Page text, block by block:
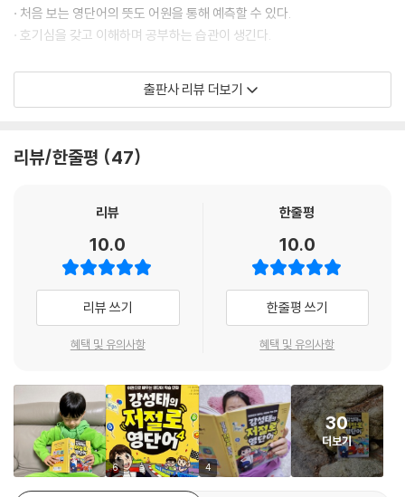
· 처음 보는 영단어의 뜻도 어원을 통해 예측할 수 있다.
· 호기심을 갖고 이해하며 공부하는 습관이 생긴다.
읽다 보면 영단어가 저절로 외워지는 학습 만화!
미있는 만화로 풀어 냈습니다. 4권에서는 ‘원’이라는 의미를 지닌 ‘circu
여 개의 영단어를 배울 수 있습니다. 또한 공신 강성태 쌤의 ‘특별 강의’와
어원과 영단어를 되새기는 다양한 학습·활동 페이지!
만화를 통해 배운 영단어를 다시 한 번 되새길 수 있도록 다양한 학습·활동
의 족집게 정리‘, 어원을 생각하며 영단어를 따라 써 보는 ‘또박또박 영단어
따라 쓰기’, 가로세로 퍼즐 속에서 영단어를 찾아 보는 ‘알쏭달쏭 영단어 퍼
즐’, 만화 명장면 속 숨은그림찾기 등 다양한 페이지가 구성되어 있습니다.
또한 어원과 영단어를 한눈에 살펴볼 수 있는 ‘저절로 어원 맵’도 수록했으
니, 어원과 영단어를 복습할 때 활용해 보세요.
출판사 리뷰 더보기
리뷰/한줄평 47
리뷰
10.0
리뷰 쓰기
혜택 및 유의사항
한줄평
10.0
한줄평 쓰기
혜택 및 유의사항
6 4
30
더보기